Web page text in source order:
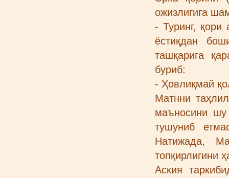
ожизлигига
- Туринг, қори
ёстиқдан
ташқарига
буриб:
- Ҳовлиқмай
Матнни
маъносини шу
тушуниб
Натижада,
топқирлигини
Аския